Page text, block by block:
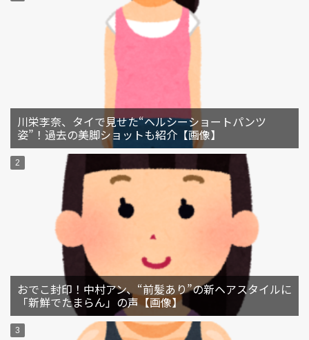
川栄李奈、タイで見せた“ヘルシーショートパンツ
姿”！過去の美脚ショットも紹介【画像】
おでこ封印！中村アン、“前髪あり”の新ヘアスタイルに
「新鮮でたまらん」の声【画像】